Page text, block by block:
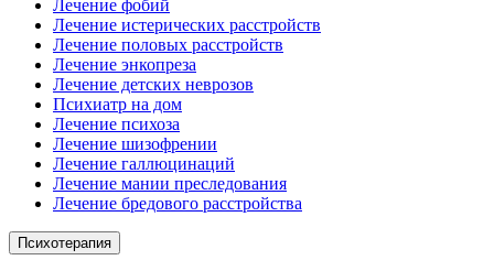
Лечение фобий
Лечение истерических расстройств
Лечение половых расстройств
Лечение энкопреза
Лечение детских неврозов
Психиатр на дом
Лечение психоза
Лечение шизофрении
Лечение галлюцинаций
Лечение мании преследования
Лечение бредового расстройства
Психотерапия